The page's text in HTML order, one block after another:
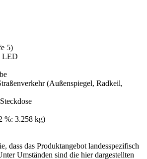
5)
LED
(Außenspiegel, Radkeil,
%: 3.258 kg)
dass das Produktangebot landesspezifisch
Umständen sind die hier dargestellten